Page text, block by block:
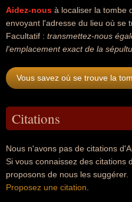
Aidez-nous à localiser la tombe
envoyant l'adresse du lieu où se
Facultatif : transmettez-nous
l'emplacement exact de la
Vous savez où se trouve la
Citations
Nous n'avons pas de citations
Si vous connaissez des citations
proposons de nous les suggérer.
Proposez une citation